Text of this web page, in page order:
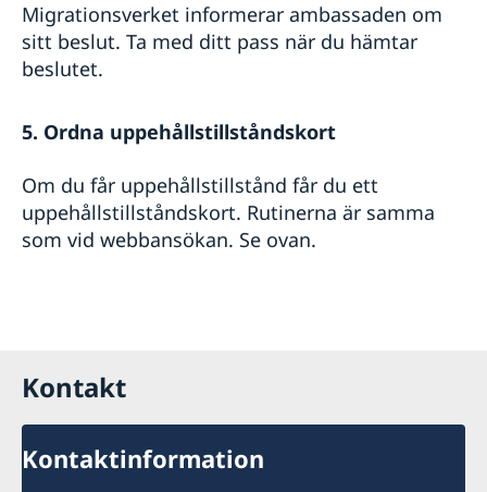
Migrationsverket informerar ambassaden om
sitt beslut. Ta med ditt pass när du hämtar
beslutet.
5. Ordna uppehållstillståndskort
Om du får uppehållstillstånd får du ett
uppehållstillståndskort. Rutinerna är samma
som vid webbansökan. Se ovan.
Kontakt
Kontaktinformation